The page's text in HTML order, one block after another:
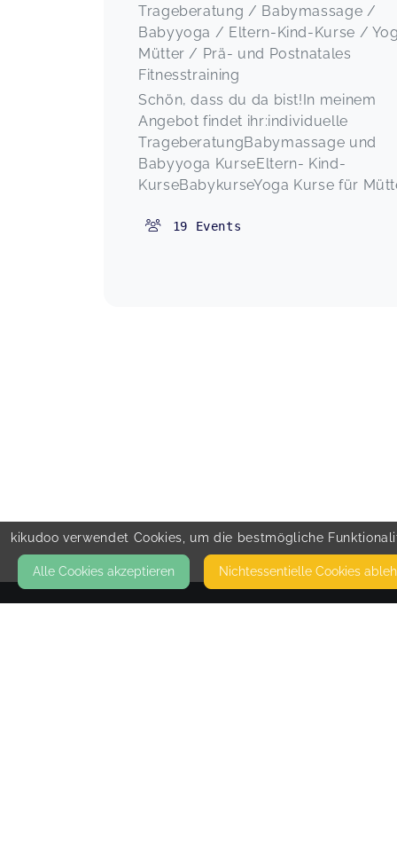
Trageberatung / Babymassage /
Babyyoga / Eltern-Kind-Kurse /
Mütter / Prä- und Postnatales
Fitnesstraining
Schön, dass du da bist!In meinem
Angebot findet ihr:individuelle
TrageberatungBabymassage und
Babyyoga KurseEltern- Kind-
KurseBabykurseYoga Kurse für
19 Events
kikudoo verwendet Cookies, um die bestmögliche
Alle Cookies akzeptieren Nicht­essentielle Cookies